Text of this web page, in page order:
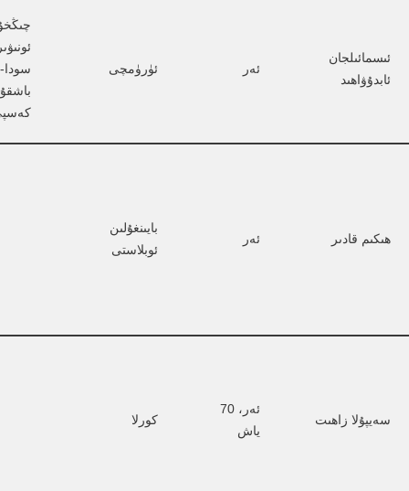
ئىسمائىلجان
ئابدۇۋاھىد
ئەر ئۈرۈمچى
ھىكىم قادىر ئەر
بايىنغۇلىن
ئوبلاستى
سەيپۇلا زاھىت
ياش
كورلا